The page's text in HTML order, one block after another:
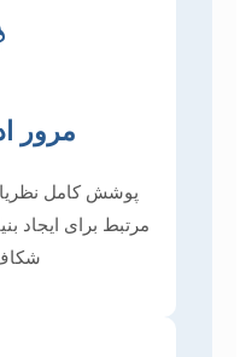
مرور
پوشش کامل
مرتبط برای ایجاد